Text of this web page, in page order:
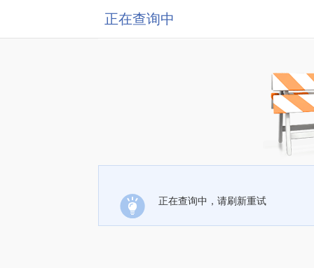
正在查询中
正在查询中，请刷新重试